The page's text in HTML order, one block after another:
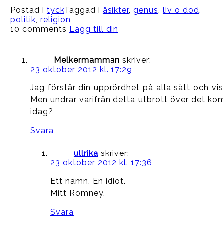
Postad i tyckTaggad i åsikter, genus, liv o död,
politik, religion
10 comments Lägg till din
Melkermamman skriver:
23 oktober 2012 kl. 17:29
Jag förstår din upprördhet på alla sätt och
Men undrar varifrån detta utbrott över det
idag?
Svara
ullrika skriver:
23 oktober 2012 kl. 17:36
Ett namn. En idiot.
Mitt Romney.
Svara